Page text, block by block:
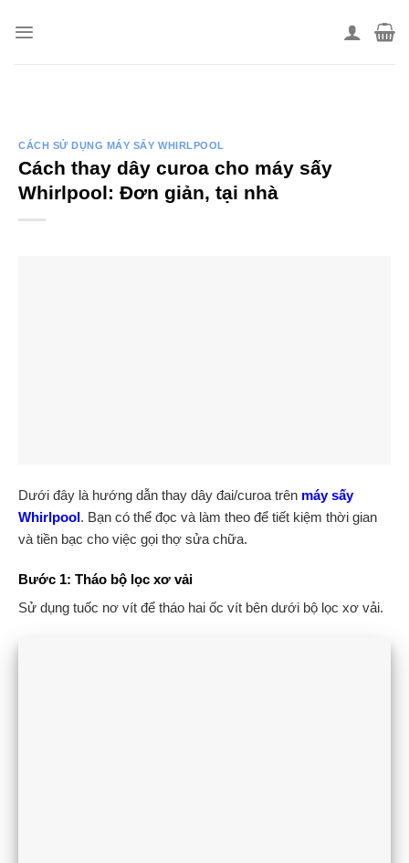
CÁCH SỬ DỤNG MÁY SẤY WHIRLPOOL
Cách thay dây curoa cho máy sấy
Whirlpool: Đơn giản, tại nhà
Dưới đây là hướng dẫn thay dây đai/curoa trên máy sấy
Whirlpool. Bạn có thể đọc và làm theo để tiết kiệm thời gian
và tiền bạc cho việc gọi thợ sửa chữa.
Bước 1: Tháo bộ lọc xơ vải
Sử dụng tuốc nơ vít để tháo hai ốc vít bên dưới bộ lọc xơ vải.